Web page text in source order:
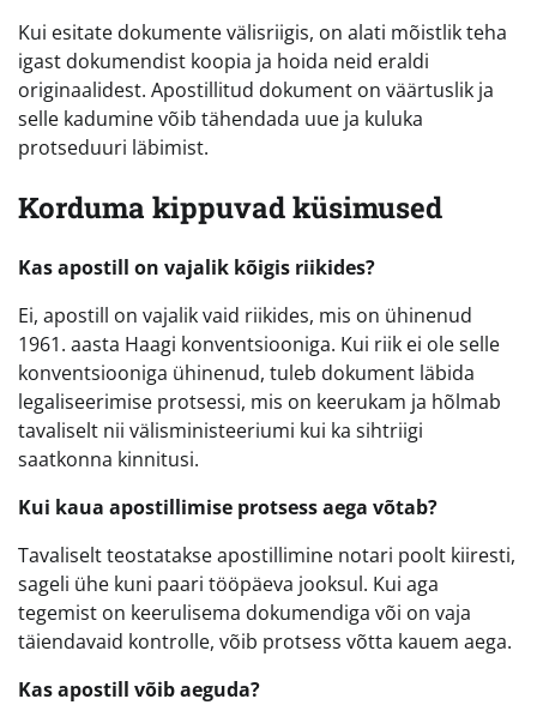
Kui esitate dokumente välisriigis, on alati mõistlik teha
igast dokumendist koopia ja hoida neid eraldi
originaalidest. Apostillitud dokument on väärtuslik ja
selle kadumine võib tähendada uue ja kuluka
protseduuri läbimist.
Korduma kippuvad küsimused
Kas apostill on vajalik kõigis riikides?
Ei, apostill on vajalik vaid riikides, mis on ühinenud
1961. aasta Haagi konventsiooniga. Kui riik ei ole selle
konventsiooniga ühinenud, tuleb dokument läbida
legaliseerimise protsessi, mis on keerukam ja hõlmab
tavaliselt nii välisministeeriumi kui ka sihtriigi
saatkonna kinnitusi.
Kui kaua apostillimise protsess aega võtab?
Tavaliselt teostatakse apostillimine notari poolt kiiresti,
sageli ühe kuni paari tööpäeva jooksul. Kui aga
tegemist on keerulisema dokumendiga või on vaja
täiendavaid kontrolle, võib protsess võtta kauem aega.
Kas apostill võib aeguda?